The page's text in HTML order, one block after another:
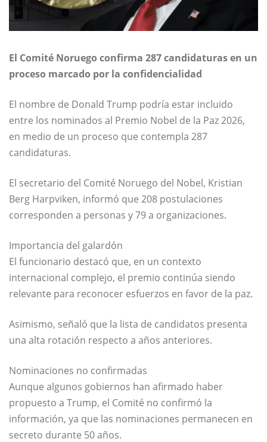
El Comité Noruego confirma 287 candidaturas en un
proceso marcado por la confidencialidad
El nombre de Donald Trump podría estar incluido
entre los nominados al Premio Nobel de la Paz 2026,
en medio de un proceso que contempla 287
candidaturas.
El secretario del Comité Noruego del Nobel, Kristian
Berg Harpviken, informó que 208 postulaciones
corresponden a personas y 79 a organizaciones.
Importancia del galardón
El funcionario destacó que, en un contexto
internacional complejo, el premio continúa siendo
relevante para reconocer esfuerzos en favor de la paz.
Asimismo, señaló que la lista de candidatos presenta
una alta rotación respecto a años anteriores.
Nominaciones no confirmadas
Aunque algunos gobiernos han afirmado haber
propuesto a Trump, el Comité no confirmó la
información, ya que las nominaciones permanecen en
secreto durante 50 años.